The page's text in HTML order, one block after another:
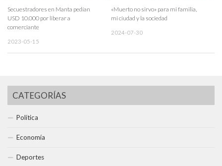
Secuestradores en Manta pedían
USD 10.000 por liberar a
comerciante
2023-05-15
«Muerto no sirvo» para mi familia,
mi ciudad y la sociedad
2024-07-30
CATEGORÍAS
Política
Economía
Deportes